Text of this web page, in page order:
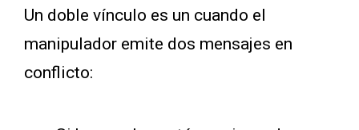
Un doble vínculo es un cuando el
manipulador emite dos mensajes en
conflicto: